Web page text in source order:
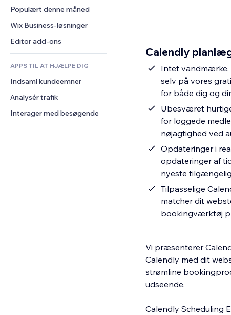
Fildeling
Nyheder
Knapper og menuer
Bannere og badges
Lommeregnere
Søg
Vejr
Diagrammer og tabeller
Kommentarer
Telefon
Fællesskab
Anmeldelser og anbefalinger
CRM
Populært denne måned
Wix Business-løsninger
Editor add-ons
APPS TIL AT HJÆLPE DIG
Indsaml kundeemner
Analysér trafik
Interager med besøgende
Calendly
Intet vandmærke,
selv på vores
for både dig og
Ubesværet
for loggede
nøjagtighed ved
Opdateringer i
opdateringer af
nyeste
Tilpasselige
matcher dit
bookingværktøj
Vi præsenterer
Calendly med dit
strømline
udseende.
Calendly Scheduling